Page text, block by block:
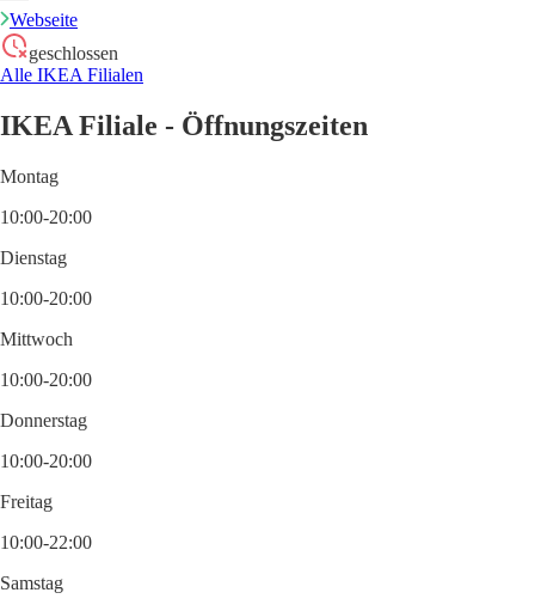
Webseite
geschlossen
Alle IKEA Filialen
IKEA Filiale - Öffnungszeiten
Montag
10:00-20:00
Dienstag
10:00-20:00
Mittwoch
10:00-20:00
Donnerstag
10:00-20:00
Freitag
10:00-22:00
Samstag